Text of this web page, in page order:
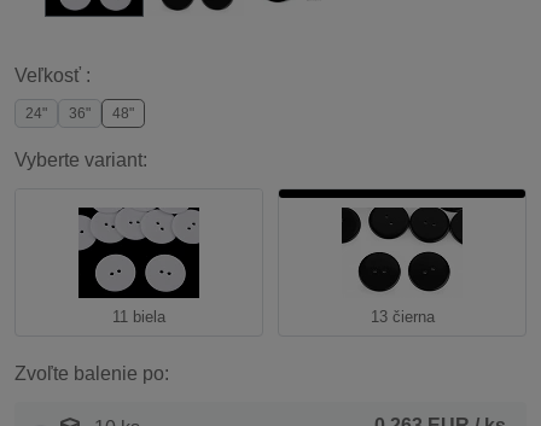
Veľkosť :
24" 36" 48"
Vyberte variant:
11 biela 13 čierna
Zvoľte balenie po: